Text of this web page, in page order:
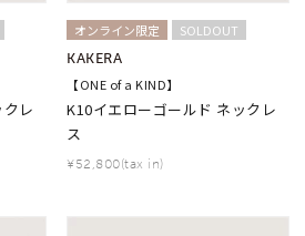
シルバー
レ
オンライン限定 SOLDOUT
KAKERA
【ONE of a KIND】
K10イエローゴールド ネックレ
ス
¥52,800(tax in)